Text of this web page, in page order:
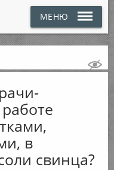
МЕНЮ
в
свинца?